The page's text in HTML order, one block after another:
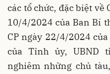
các tổ chức, đặc biệt về
10/4/2024 của Ban Bí
CP ngày 22/4/2024
của Tỉnh ủy, UBND
nghiêm những chủ